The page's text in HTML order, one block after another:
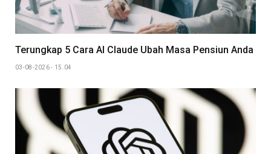
Terungkap 5 Cara AI Claude Ubah Masa Pensiun Anda
03-08-2026 - 15.04